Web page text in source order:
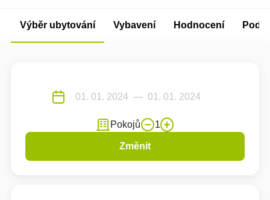
Výběr ubytování Vybavení Hodnocení
Pokojů 1
Změnit